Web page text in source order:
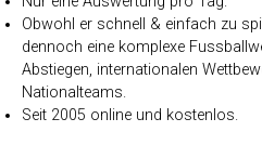
Obwohl er schnell & einfach zu
dennoch eine komplexe
Abstiegen, internationalen
Nationalteams.
Seit 2005 online und kostenlos.